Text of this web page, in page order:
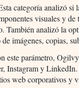
categoría analizó si
visuales y
También analizó la
imágenes, copias,
este parámetro,
Instagram y
web corporativos y